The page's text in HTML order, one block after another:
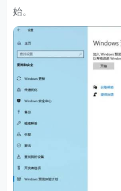
始。